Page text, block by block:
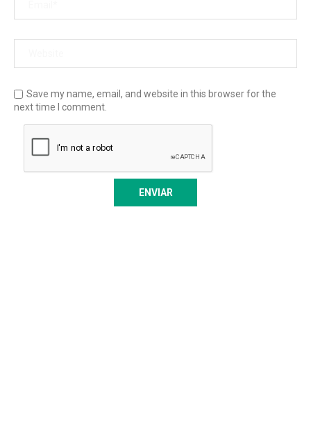
Save my name, email, and website in this browser for the
next time I comment.